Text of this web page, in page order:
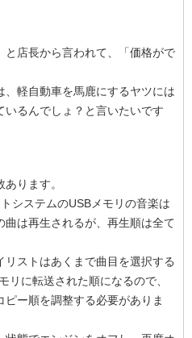
と店長から言われて、「価格がで
軽自動車を馬鹿にするヤツには
いるんでしょ？と言いたいです
ります。
システムのUSBメモリの音楽は
は再生されるが、再生順は全て
ストはあくまで曲目を選択する
リに転送された順になるので、
ー順を調整する必要がありま